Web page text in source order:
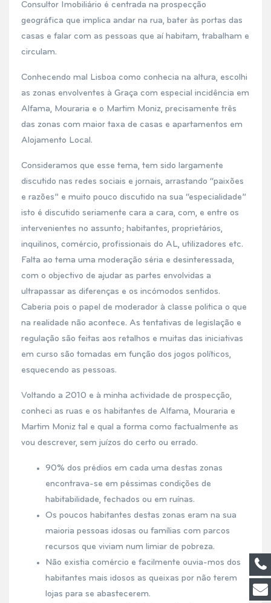
Consultor Imobiliário é centrada na prospecção
geográfica que implica andar na rua, bater às portas das
casas e falar com as pessoas que aí habitam, trabalham e
circulam.
Conhecendo mal Lisboa como conhecia na altura, escolhi
as zonas envolventes à Graça com especial incidência em
Alfama, Mouraria e o Martim Moniz, precisamente três
das zonas com maior taxa de casas e apartamentos em
Alojamento Local.
Consideramos que esse tema, tem sido largamente
discutido nas redes sociais e jornais, arrastando “paixões
e razões” e muito pouco discutido na sua “especialidade”
isto é discutido seriamente cara a cara, com, e entre os
intervenientes no assunto; habitantes, proprietários,
inquilinos, comércio, profissionais do AL, utilizadores etc.
Falta ao tema uma moderação séria e desinteressada,
com o objectivo de ajudar as partes envolvidas a
ultrapassar as diferenças e os incómodos sentidos.
Caberia pois o papel de moderador à classe politica o que
na realidade não acontece. As tentativas de legislação e
regulação são feitas aos retalhos e muitas das iniciativas
em curso são tomadas em função dos jogos políticos,
esquecendo as pessoas.
Voltando a 2010 e à minha actividade de prospecção,
conheci as ruas e os habitantes de Alfama, Mouraria e
Martim Moniz tal e qual a forma como factualmente as
vou descrever, sem juízos do certo ou errado.
90% dos prédios em cada uma destas zonas
encontrava-se em péssimas condições de
habitabilidade, fechados ou em ruínas.
Os poucos habitantes destas zonas eram na sua
maioria pessoas idosas ou famílias com parcos
recursos que viviam num limiar de pobreza.
Não existia comércio e facilmente ouvia-mos dos
habitantes mais idosos as queixas por não terem
lojas para se abastecerem.